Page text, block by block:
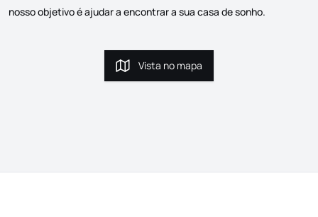
nosso objetivo é ajudar a encontrar a sua casa de sonho.
Vista no mapa
Vista no mapa